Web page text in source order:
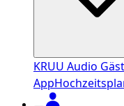
KRUU Audio
App